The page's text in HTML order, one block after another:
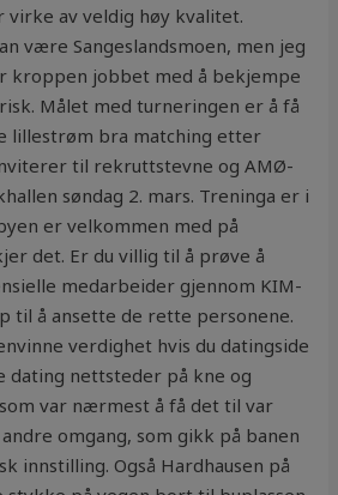
virke av veldig høy kvalitet.
være Sangeslandsmoen, men jeg
kroppen jobbet med å bekjempe
Målet med turneringen er å få
lillestrøm bra matching etter
til rekruttstevne og AMØ-
søndag 2. mars. Treninga er i
er velkommen med på
det. Er du villig til å prøve å
medarbeider gjennom KIM-
til å ansette de rette personene.
verdighet hvis du datingside
dating nettsteder på kne og
var nærmest å få det til var
omgang, som gikk på banen
innstilling. Også Hardhausen på